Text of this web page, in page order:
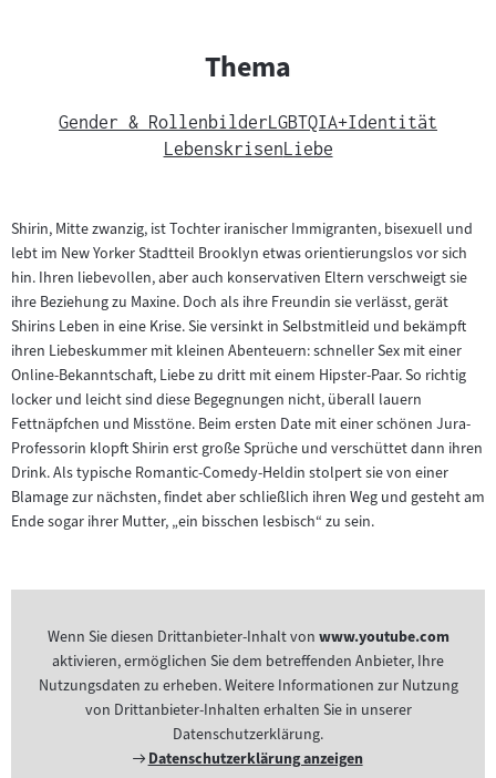
Thema
Gender & Rollenbilder LGBTQIA+Identität
Lebenskrisen Liebe
Shirin, Mitte zwanzig, ist Tochter iranischer Immigranten, bisexuell und
lebt im New Yorker Stadtteil Brooklyn etwas orientierungslos vor sich
hin. Ihren liebevollen, aber auch konservativen Eltern verschweigt sie
ihre Beziehung zu Maxine. Doch als ihre Freundin sie verlässt, gerät
Shirins Leben in eine Krise. Sie versinkt in Selbstmitleid und bekämpft
ihren Liebeskummer mit kleinen Abenteuern: schneller Sex mit einer
Online-Bekanntschaft, Liebe zu dritt mit einem Hipster-Paar. So richtig
locker und leicht sind diese Begegnungen nicht, überall lauern
Fettnäpfchen und Misstöne. Beim ersten Date mit einer schönen Jura-
Professorin klopft Shirin erst große Sprüche und verschüttet dann ihren
Drink. Als typische Romantic-Comedy-Heldin stolpert sie von einer
Blamage zur nächsten, findet aber schließlich ihren Weg und gesteht am
Ende sogar ihrer Mutter, „ein bisschen lesbisch“ zu sein.
Wenn Sie diesen Drittanbieter-Inhalt von www.youtube.com
aktivieren, ermöglichen Sie dem betreffenden Anbieter, Ihre
Nutzungsdaten zu erheben. Weitere Informationen zur Nutzung
von Drittanbieter-Inhalten erhalten Sie in unserer
Datenschutzerklärung.
Externer
Datenschutzerklärung anzeigen